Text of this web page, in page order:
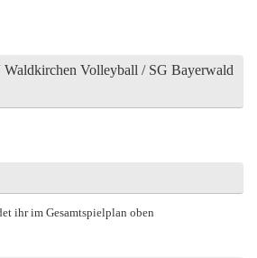
Waldkirchen Volleyball / SG Bayerwald
ihr im Gesamtspielplan oben